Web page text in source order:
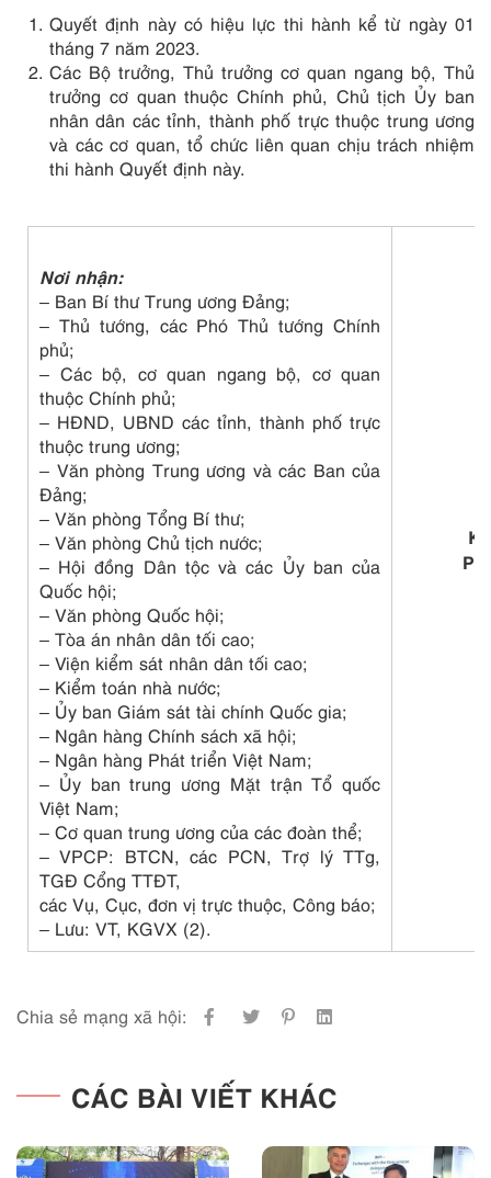
Quyết định này có hiệu lực thi hành kể từ ngày 01
tháng 7 năm 2023.
Các Bộ trưởng, Thủ trưởng cơ quan ngang bộ, Thủ
trưởng cơ quan thuộc Chính phủ, Chủ tịch Ủy ban
nhân dân các tỉnh, thành phố trực thuộc trung ương
và các cơ quan, tổ chức liên quan chịu trách nhiệm
thi hành Quyết định này.
Nơi nhận:
– Ban Bí thư Trung ương Đảng;
– Thủ tướng, các Phó Thủ tướng Chính
phủ;
– Các bộ, cơ quan ngang bộ, cơ quan
thuộc Chính phủ;
– HĐND, UBND các tỉnh, thành phố trực
thuộc trung ương;
– Văn phòng Trung ương và các Ban của
Đảng;
– Văn phòng Tổng Bí thư;
– Văn phòng Chủ tịch nước;
– Hội đồng Dân tộc và các Ủy ban của
Quốc hội;
– Văn phòng Quốc hội;
– Tòa án nhân dân tối cao;
– Viện kiểm sát nhân dân tối cao;
– Kiểm toán nhà nước;
– Ủy ban Giám sát tài chính Quốc gia;
– Ngân hàng Chính sách xã hội;
– Ngân hàng Phát triển Việt Nam;
– Ủy ban trung ương Mặt trận Tổ quốc
Việt Nam;
– Cơ quan trung ương của các đoàn thể;
– VPCP: BTCN, các PCN, Trợ lý TTg,
TGĐ Cổng TTĐT,
các Vụ, Cục, đơn vị trực thuộc, Công báo;
– Lưu: VT, KGVX (2).
Chia sẻ mạng xã hội:
CÁC BÀI VIẾT KHÁC